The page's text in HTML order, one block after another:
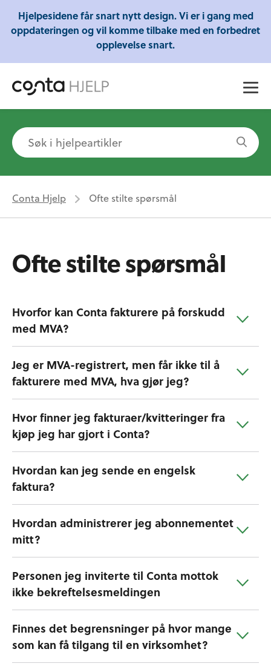
Gratis webinarer fra Conta - Lær om regnskap,
skatt og mye mer!
Conta Hjelp Ofte stilte spørsmål
Ofte stilte spørsmål
Hvorfor kan Conta fakturere på forskudd
med MVA?
Jeg er MVA-registrert, men får ikke til å
fakturere med MVA, hva gjør jeg?
Hvor finner jeg fakturaer/kvitteringer fra
kjøp jeg har gjort i Conta?
Hvordan kan jeg sende en engelsk
faktura?
Hvordan administrerer jeg abonnementet
mitt?
Personen jeg inviterte til Conta mottok
ikke bekreftelsesmeldingen
Finnes det begrensninger på hvor mange
som kan få tilgang til en virksomhet?
Hjelpesidene får snart nytt design. Vi er i gang med
oppdateringen og vil komme tilbake med en forbedret
opplevelse snart.